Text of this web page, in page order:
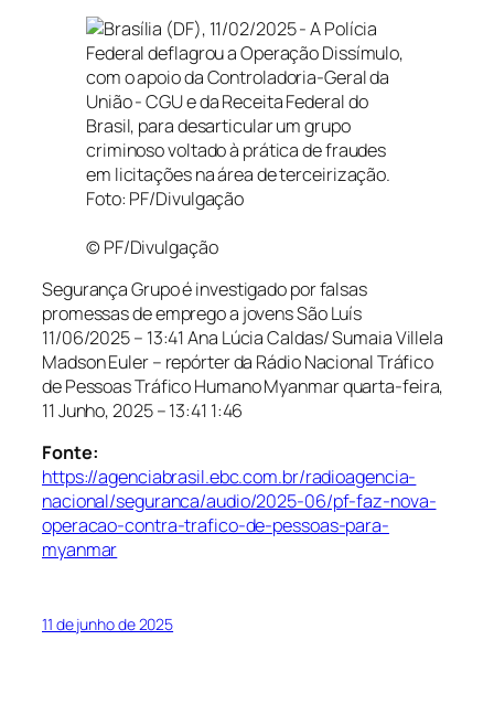
© PF/Divulgação
Segurança Grupo é investigado por falsas
promessas de emprego a jovens São Luís
11/06/2025 – 13:41Ana Lúcia Caldas/ Sumaia Villela
Madson Euler – repórter da Rádio Nacional Tráfico
de Pessoas Tráfico Humano Myanmarquarta-feira,
11 Junho, 2025 – 13:41 1:46
Fonte:
https://agenciabrasil.ebc.com.br/radioagencia-
nacional/seguranca/audio/2025-06/pf-faz-nova-
operacao-contra-trafico-de-pessoas-para-
myanmar
11 de junho de 2025